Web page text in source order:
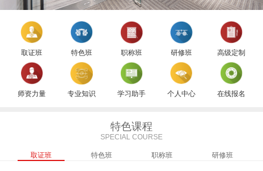
取证班 特色班 职称班 研修班 高级定制
师资力量 专业知识 学习助手 个人中心 在线报名
特色课程
SPECIAL COURSE
取证班 特色班 职称班 研修班